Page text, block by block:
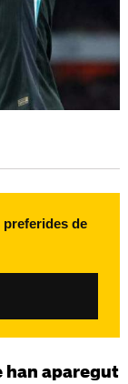
de
han aparegut